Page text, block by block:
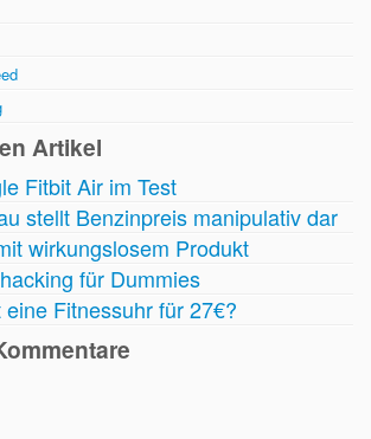
Artikel
Fitbit Air im Test
stellt Benzinpreis manipulativ dar
wirkungslosem Produkt
für Dummies
eine Fitnessuhr für 27€?